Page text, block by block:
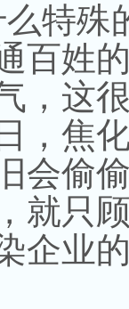
殊
百姓
，这
，焦
会偷
就只
企业